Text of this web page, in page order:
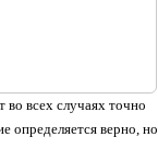
всех случаях точно
определяется верно, но